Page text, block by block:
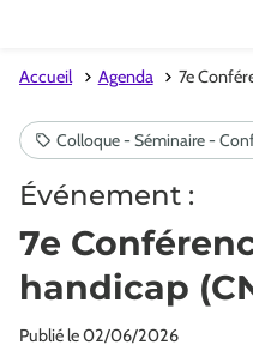
Accueil Agenda 7e
Événement :
7e
handicap
Publié le02/06/2026